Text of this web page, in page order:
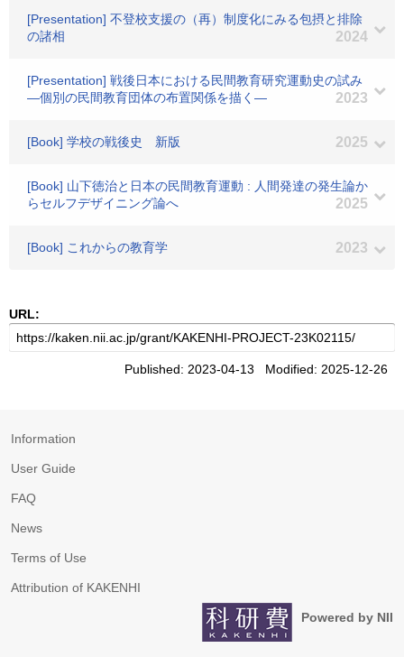
[Presentation] 不登校支援の（再）制度化にみる包摂と排除
の諸相
2024
[Presentation] 戦後日本における民間教育研究運動史の試み
―個別の民間教育団体の布置関係を描く―
2023
[Book] 学校の戦後史 新版 2025
[Book] 山下徳治と日本の民間教育運動 : 人間発達の発生論か
らセルフデザイニング論へ
2025
[Book] これからの教育学 2023
URL:
Published: 2023-04-13 Modified: 2025-12-26
Information
User Guide
FAQ
News
Terms of Use
Attribution of KAKENHI
Powered by NII